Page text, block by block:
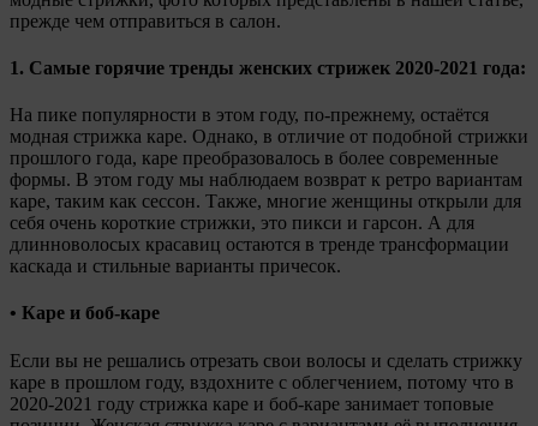
прежде чем отправиться в салон.
1. Самые горячие тренды женских стрижек 2020-2021 года:
На пике популярности в этом году, по-прежнему, остаётся
модная стрижка каре. Однако, в отличие от подобной стрижки
прошлого года, каре преобразовалось в более современные
формы. В этом году мы наблюдаем возврат к ретро вариантам
каре, таким как сессон. Также, многие женщины открыли для
себя очень короткие стрижки, это пикси и гарсон. А для
длинноволосых красавиц остаются в тренде трансформации
каскада и стильные варианты причесок.
• Каре и боб-каре
Если вы не решались отрезать свои волосы и сделать стрижку
каре в прошлом году, вздохните с облегчением, потому что в
2020-2021 году стрижка каре и боб-каре занимает топовые